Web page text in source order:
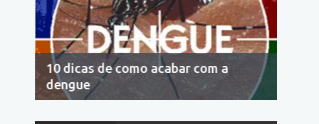
10 dicas de como acabar com a
dengue